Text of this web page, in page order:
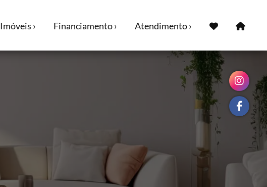
Imóveis › Financiamento › Atendimento ›